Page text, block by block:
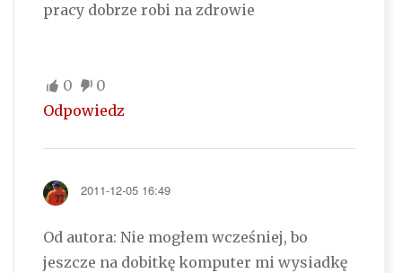
pracy dobrze robi na zdrowie
0
0
Odpowiedz
2011-12-05 16:49
Od autora: Nie mogłem wcześniej, bo
jeszcze na dobitkę komputer mi wysiadkę